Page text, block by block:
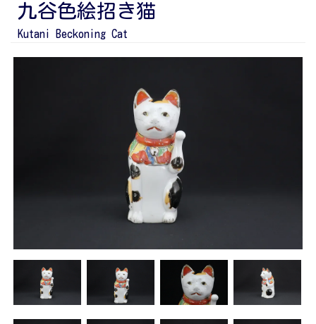
九谷色絵招き猫
Kutani Beckoning Cat